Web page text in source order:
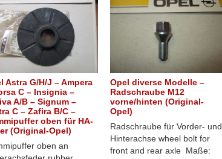
Astra G/H/J – Ampera
C – Insignia –
A/B – Signum –
C – Zafira B/C –
oben für HA-
(Original-Opel)
oben an
Opel diverse Modelle –
Radschraube M12
vorne/hinten (Original-
Opel)
Radschraube für Vorder- und
Hinterachse wheel bolt for
front and rear axle Maße: